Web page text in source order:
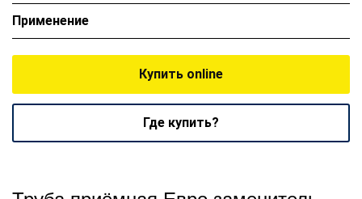
Применение
Купить online
Где купить?